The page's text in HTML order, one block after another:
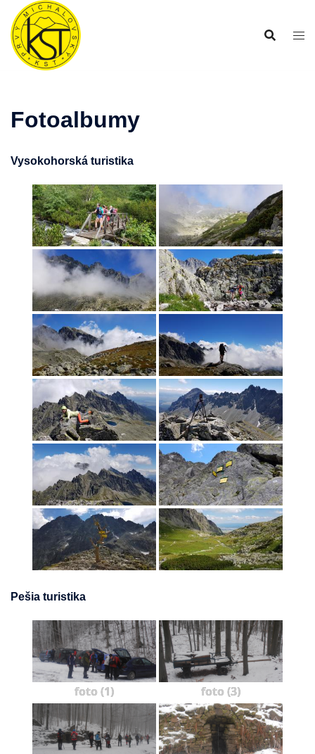
Preskočiť
obsah
Fotoalbumy
Vysokohorská turistika
Pešia turistika
foto (1) foto (3)